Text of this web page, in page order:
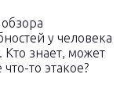
у человека
Кто знает, может
то этакое?